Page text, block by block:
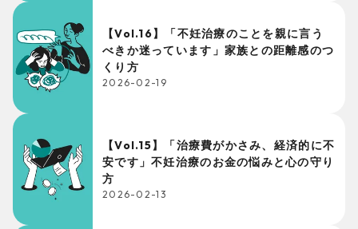
【Vol.16】「不妊治療のことを親に言う
べきか迷っています」家族との距離感のつ
くり方
2026-02-19
【Vol.15】「治療費がかさみ、経済的に不
安です」不妊治療のお金の悩みと心の守り
方
2026-02-13